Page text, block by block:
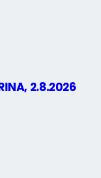
2.8.2026